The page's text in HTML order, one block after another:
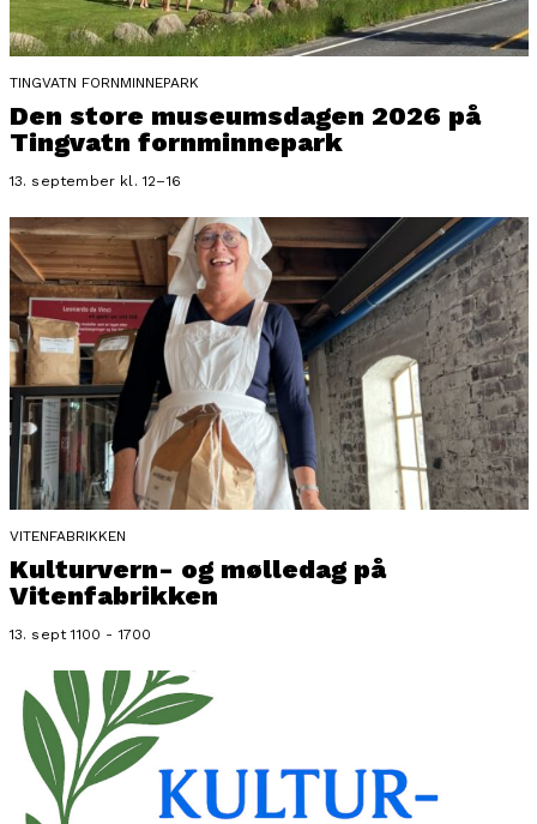
TINGVATN FORNMINNEPARK
Den store museumsdagen 2026 på
Tingvatn fornminnepark
13. september kl. 12–16
VITENFABRIKKEN
Kulturvern- og mølledag på
Vitenfabrikken
13. sept 1100 - 1700